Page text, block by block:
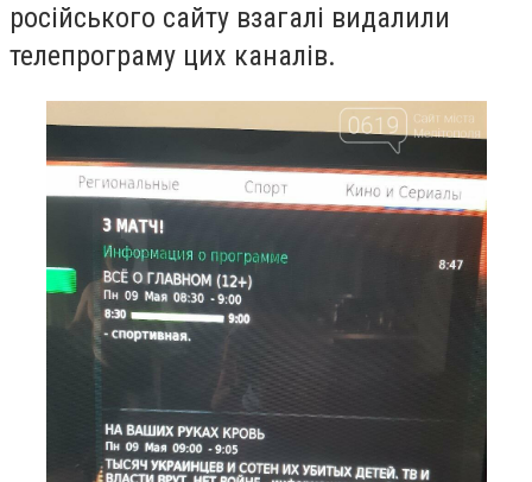
російського сайту взагалі видалили
телепрограму цих каналів.